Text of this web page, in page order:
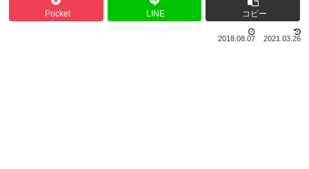
Pocket LINE コピー
2021.03.26
2018.08.07